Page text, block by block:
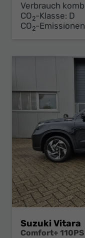
Verbrauch
CO2-Klasse: D
CO2-
Suzuki Vitara